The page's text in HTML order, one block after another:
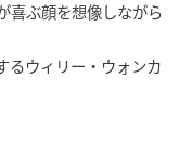
喜ぶ顔を想像しながら
るウィリー・ウォンカ